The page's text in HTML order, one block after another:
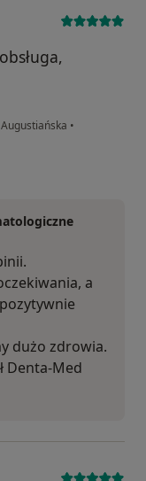
•
a
dużo zdrowia.
Denta-Med